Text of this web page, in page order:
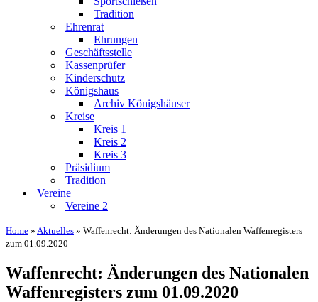
Tradition
Ehrenrat
Ehrungen
Geschäftsstelle
Kassenprüfer
Kinderschutz
Königshaus
Archiv Königshäuser
Kreise
Kreis 1
Kreis 2
Kreis 3
Präsidium
Tradition
Vereine
Vereine 2
Home » Aktuelles » Waffenrecht: Änderungen des Nationalen Waffenregisters
zum 01.09.2020
Waffenrecht: Änderungen des Nationalen
Waffenregisters zum 01.09.2020